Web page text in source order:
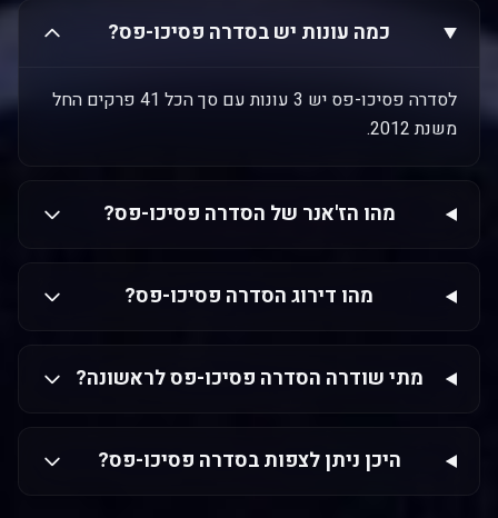
כמה עונות יש בסדרה פסיכו-פס?
לסדרה פסיכו-פס יש 3 עונות עם סך הכל 41 פרקים החל
משנת 2012.
מהו הז'אנר של הסדרה פסיכו-פס?
מהו דירוג הסדרה פסיכו-פס?
מתי שודרה הסדרה פסיכו-פס לראשונה?
היכן ניתן לצפות בסדרה פסיכו-פס?